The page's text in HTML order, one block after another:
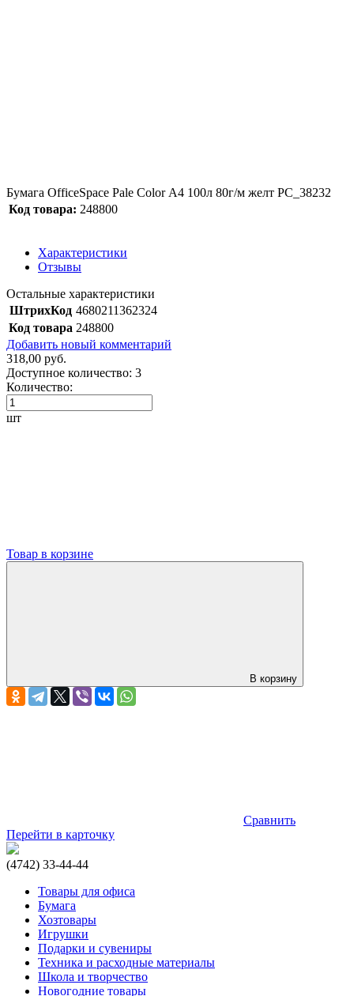
Бумага OfficeSpace Pale Color А4 100л 80г/м желт РС_38232
Код товара: 248800
Характеристики
Отзывы
Остальные характеристики
ШтрихКод 4680211362324
Код товара 248800
Добавить новый комментарий
318,00 руб.
Доступное количество: 3
Количество:
шт
Товар в корзине
В корзину
Сравнить
Перейти в карточку
(4742) 33-44-44
Товары для офиса
Бумага
Хозтовары
Игрушки
Подарки и сувениры
Техника и расходные материалы
Школа и творчество
Новогодние товары